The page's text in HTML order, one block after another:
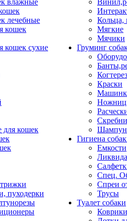
влажные
лечебные
кошек
кошек сухие
для кошек
пуходерки
Кольца,
Мягкие
Мячики
Груминг
Краски
Гигиена
Емкости
Спец.
Спреи
Трусы
Туалет собаки
Коврики